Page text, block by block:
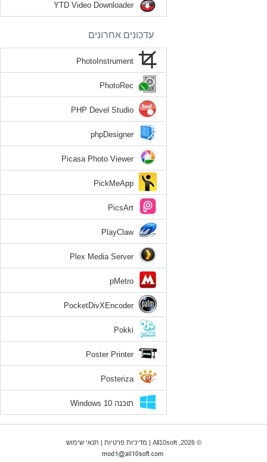
YTD Video Downloader
עדכונים אחרונים
PhotoInstrument
PhotoRec
PHP Devel Studio
phpDesigner
Picasa Photo Viewer
PickMeApp
PicsArt
PlayClaw
Plex Media Server
pMetro
PocketDivXEncoder
Pokki
Poster Printer
Posteriza
תוכנה Windows 10
© 2026, All10soft | מדיניות פרטיות|תנאי שימוש